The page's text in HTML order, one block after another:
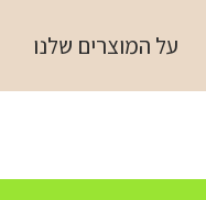
על המוצרים שלנו